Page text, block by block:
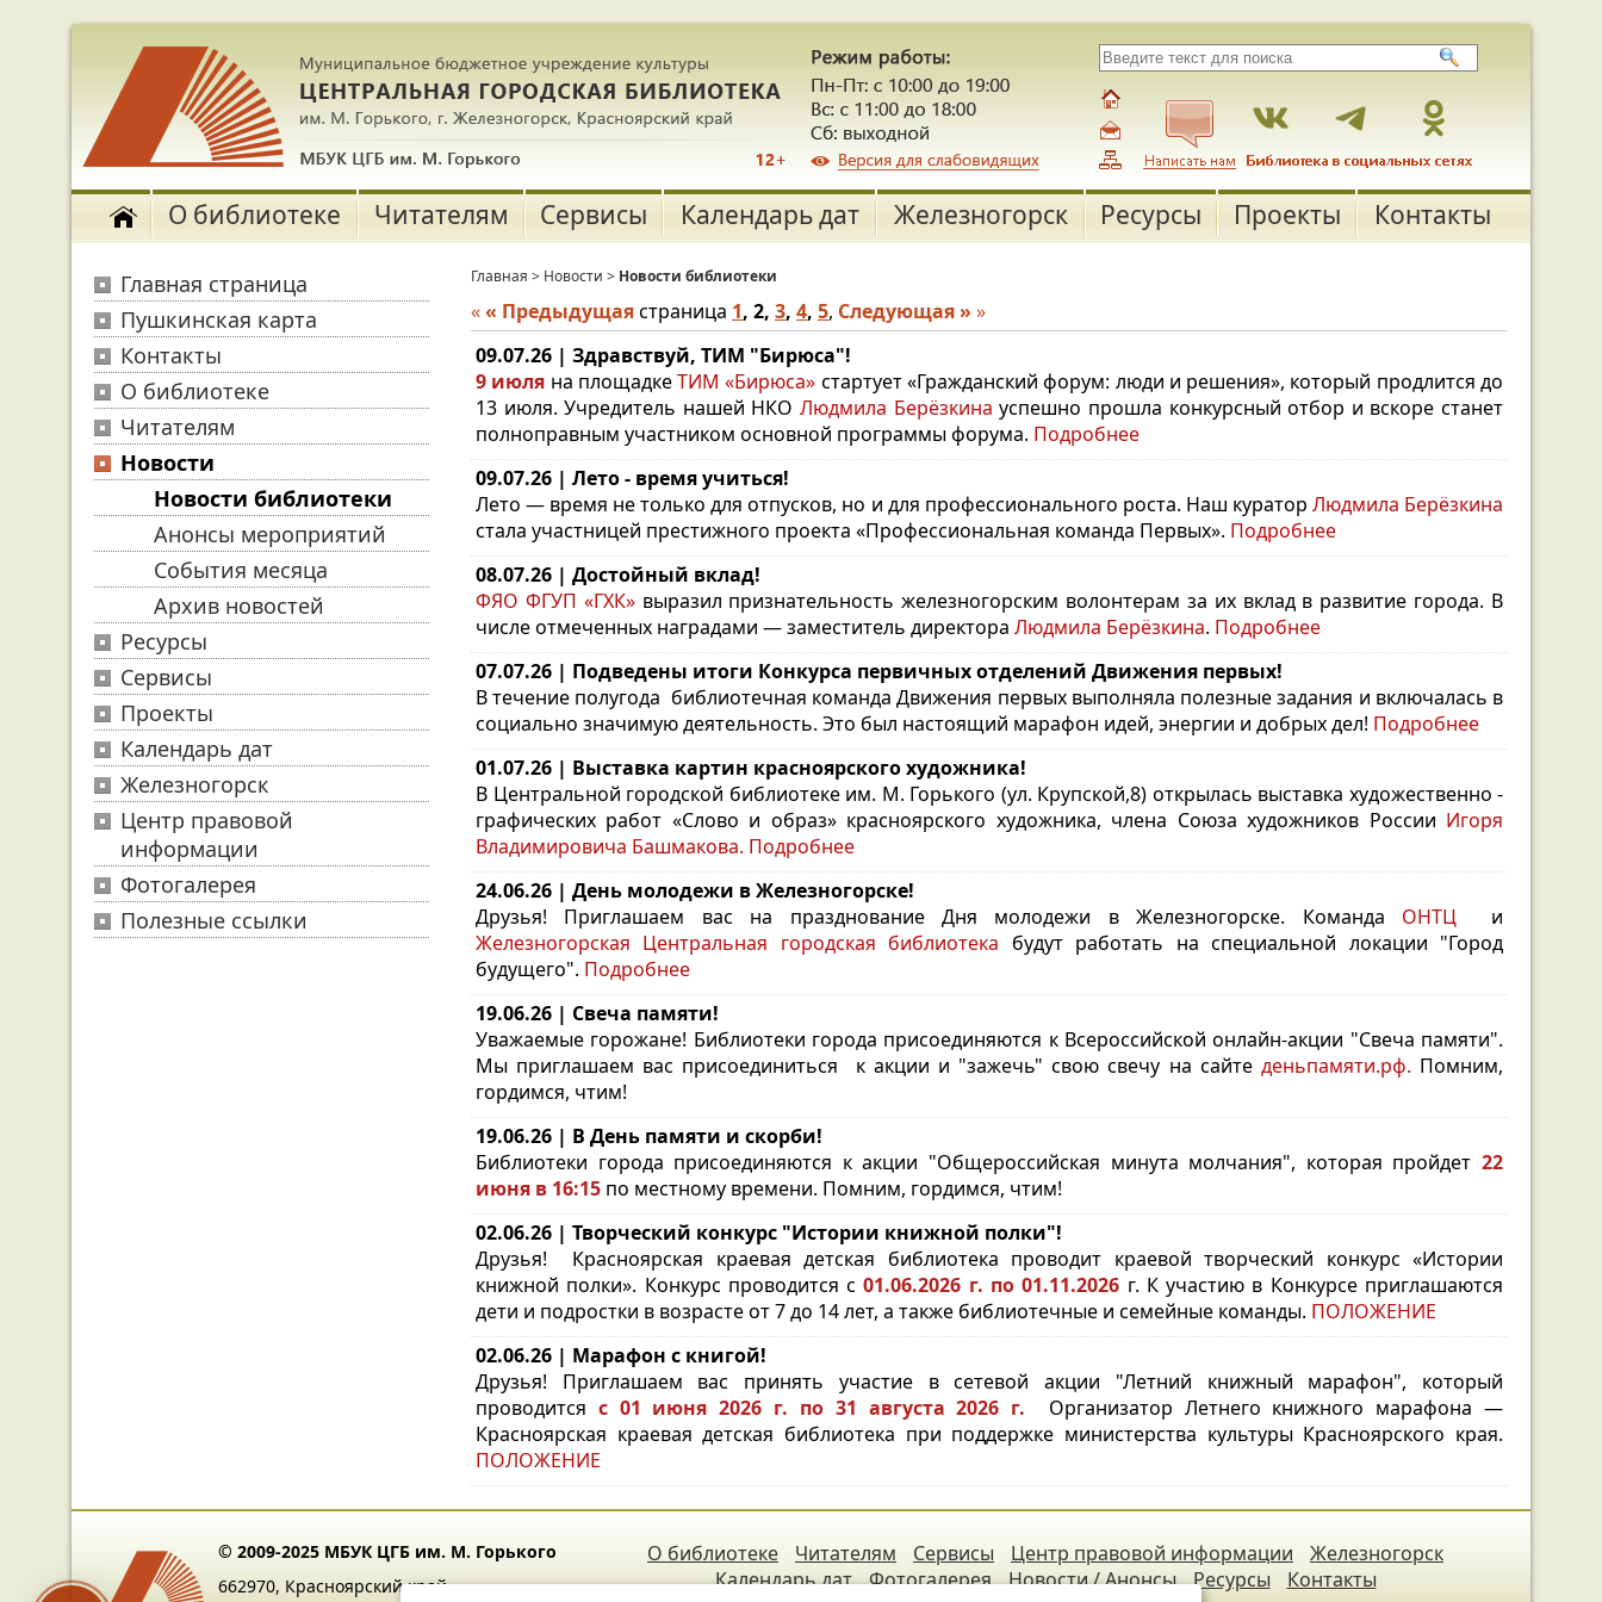
О библиотеке Читателям Сервисы Календарь дат Железногорск Ресурсы Проекты Контакты
Главная страница
Пушкинская карта
Контакты
О библиотеке
Читателям
Новости
Новости библиотеки
Анонсы мероприятий
События месяца
Архив новостей
Ресурсы
Сервисы
Проекты
Календарь дат
Железногорск
Центр правовой
информации
Фотогалерея
Полезные ссылки
Главная > Новости > Новости библиотеки
«« Предыдущаястраница 1, 2, 3, 4, 5, Следующая » »
09.07.26 | Здравствуй, ТИМ "Бирюса"!
9 июля на площадкеТИМ «Бирюса» стартует «Гражданский форум: люди и решения», который продлится до
13 июля. Учредитель нашей НКОЛюдмила Берёзкина успешно прошла конкурсный отбор и вскоре станет
полноправным участником основной программы форума. Подробнее
09.07.26 | Лето - время учиться!
Лето — время не только для отпусков, но и для профессионального роста. Наш куратор Людмила Берёзкина
стала участницей престижного проекта «Профессиональная команда Первых». Подробнее
08.07.26 | Достойный вклад!
ФЯО ФГУП «ГХК»выразил признательность железногорским волонтерам за их вклад в развитие города. В
числе отмеченных наградами — заместитель директора Людмила Берёзкина. Подробнее
07.07.26 | Подведены итоги Конкурса первичных отделений Движения первых!
В течение полугода библиотечная командаДвижения первых выполняла полезные задания и включалась в
социально значимую деятельность. Это был настоящий марафон идей, энергии и добрых дел! Подробнее
01.07.26 | Выставка картин красноярского художника!
В Центральной городской библиотеке им. М. Горького (ул. Крупской,8) открылась выставка художественно -
графических работ «Слово и образ» красноярского художника, члена Союза художников России Игоря
Владимировича Башмакова. Подробнее
24.06.26 | День молодежи в Железногорске!
Друзья! Приглашаем вас на празднование Дня молодежи в Железногорске. Команда ОНТЦ и
Железногорская Центральная городская библиотека будут работать на специальной локации "Город
будущего". Подробнее
19.06.26 | Свеча памяти!
Уважаемые горожане! Библиотеки города присоединяются к Всероссийской онлайн-акции "Свеча памяти".
Мы приглашаем вас присоединиться к акции и "зажечь" свою свечу на сайте деньпамяти.рф. Помним,
гордимся, чтим!
19.06.26 | В День памяти и скорби!
Библиотеки города присоединяются к акции "Общероссийская минута молчания", которая пройдет 22
июня в 16:15 по местному времени. Помним, гордимся, чтим!
02.06.26 | Творческий конкурс "Истории книжной полки"!
Друзья! Красноярская краевая детская библиотека проводит краевой творческий конкурс «Истории
книжной полки». Конкурс проводится с01.06.2026 г. по 01.11.2026 г. К участию в Конкурсе приглашаются
дети и подростки в возрасте от 7 до 14 лет, а также библиотечные и семейные команды. ПОЛОЖЕНИЕ
02.06.26 | Марафон с книгой!
Друзья! Приглашаем вас принять участие в сетевой акции "Летний книжный марафон", который
проводится с 01 июня 2026 г. по 31 августа 2026 г. Организатор Летнего книжного марафона —
Красноярская краевая детская библиотека при поддержке министерства культуры Красноярского края.
ПОЛОЖЕНИЕ
© 2009-2025 МБУК ЦГБ им. М. Горького
662970, Красноярский край,
О библиотеке Читателям Сервисы Центр правовой информации
Железногорск
Календарь дат
Фотогалерея Новости / Анонсы Ресурсы Контакты